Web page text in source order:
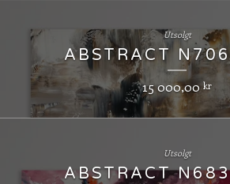
ABSTRACT
15 000,00kr
Utsolgt
ABSTRACT
Utsolgt